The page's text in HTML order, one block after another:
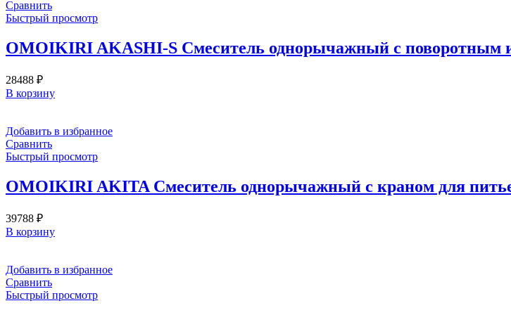
Сравнить
Быстрый просмотр
OMOIKIRI AKASHI-S Смеситель однорычажный с поворотным
28488 ₽
В корзину
Добавить в избранное
Сравнить
Быстрый просмотр
OMOIKIRI AKITA Смеситель однорычажный с краном для
39788 ₽
В корзину
Добавить в избранное
Сравнить
Быстрый просмотр